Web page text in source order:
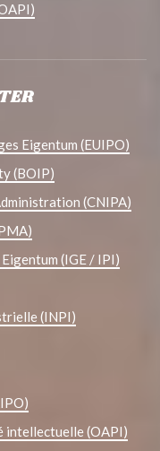
Eigentum (EUIPO)
(BOIP)
(CNIPA)
(IGE / IPI)
(INPI)
intellectuelle (OAPI)